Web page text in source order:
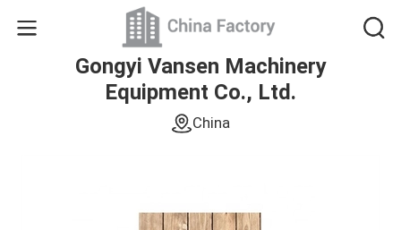
Gongyi Vansen Machinery
Equipment Co., Ltd.
China